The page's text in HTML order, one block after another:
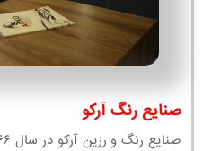
صنایع رنگ آرکو